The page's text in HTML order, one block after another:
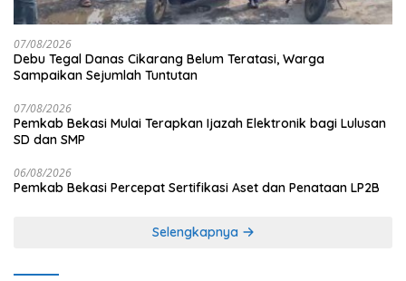
07/08/2026
Debu Tegal Danas Cikarang Belum Teratasi, Warga
Sampaikan Sejumlah Tuntutan
07/08/2026
Pemkab Bekasi Mulai Terapkan Ijazah Elektronik bagi Lulusan
SD dan SMP
06/08/2026
Pemkab Bekasi Percepat Sertifikasi Aset dan Penataan LP2B
Selengkapnya